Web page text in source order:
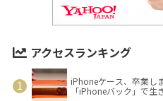
アクセスランキング
iPhoneケース、卒業し
「iPhoneバック」で生